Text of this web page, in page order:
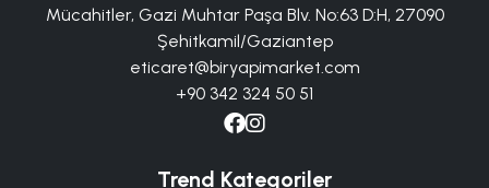
Mücahitler, Gazi Muhtar Paşa Blv. No:63 D:H, 27090
Şehitkamil/Gaziantep
eticaret@biryapimarket.com
+90 342 324 50 51
Trend Kategoriler